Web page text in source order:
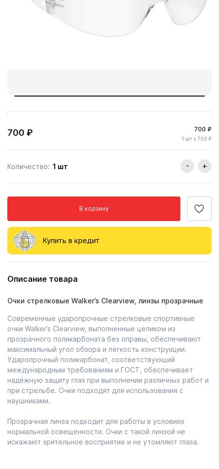
700 ₽ 700 ₽
1 шт x 700 ₽
Количество: 1 шт - +
В корзину
Купить в кредит
Описание товара
Очки стрелковые Walker’s Clearview, линзы прозрачные
Современные ударопрочные стрелковые спортивные
очки Walker’s Clearview, выполненные целиком из
прозрачного поликарбоната без оправы, обеспечивают
максимальный угол обзора и лёгкость конструкции.
Ударопрочный поликарбонат, соответствующий
международным требованиям и ГОСТ, обеспечивает
надёжную защиту глаз при выполнении различных работ и
при стрельбе. Очки подходят для использования с
наушниками.
Прозрачная линза подходит для работы в условиях
нормальной освещённости. Очки с такой линзой не
искажают зрительное восприятие и не утомляют глаза.